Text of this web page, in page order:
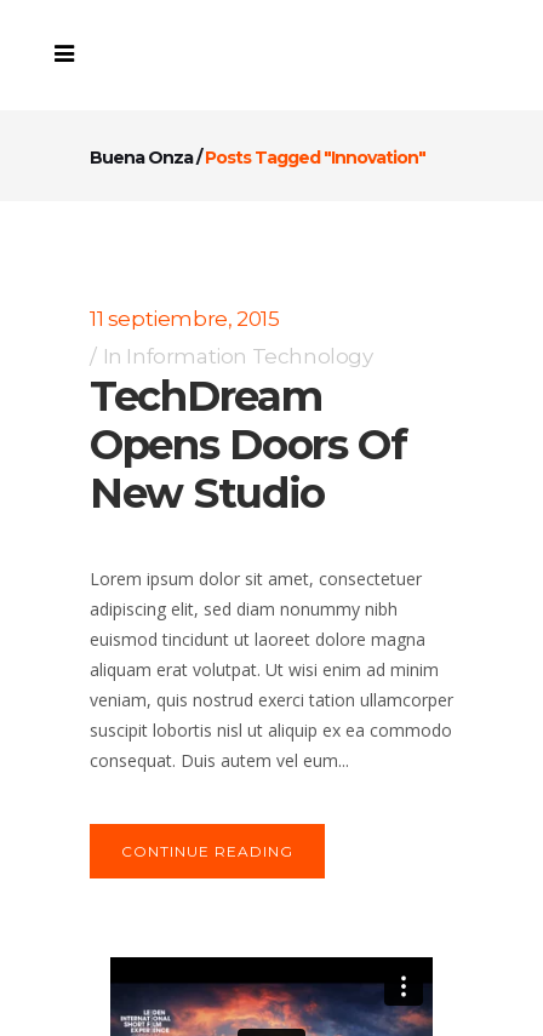
Buena Onza/Posts Tagged "Innovation"
11 septiembre, 2015
In Information Technology
TechDream
Opens Doors Of
New Studio
Lorem ipsum dolor sit amet, consectetuer
adipiscing elit, sed diam nonummy nibh
euismod tincidunt ut laoreet dolore magna
aliquam erat volutpat. Ut wisi enim ad minim
veniam, quis nostrud exerci tation ullamcorper
suscipit lobortis nisl ut aliquip ex ea commodo
consequat. Duis autem vel eum...
CONTINUE READING